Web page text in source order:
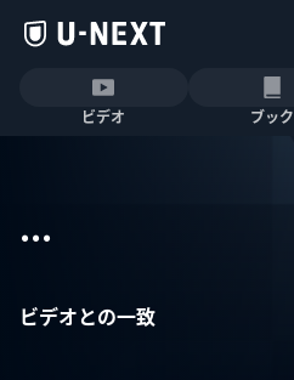
ビデオ ブック
...
ビデオとの一致